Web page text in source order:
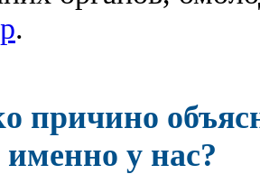
.
причино
у нас?